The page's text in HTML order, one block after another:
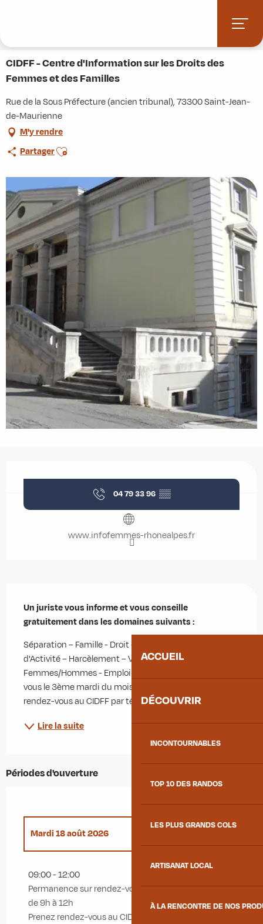
principal
ACCUEIL
DÉCOUVRIR
INCONTOURNABLES
TOP 10 DES RANDOS
LES PLUS GRANDS COLS
ARTISANAT LOCAL
À LA RENCONTRE DE NOS
CIDFF - Centre d'Information sur les Droits des
Femmes et des Familles
Rue de la Sous Préfecture (ancien tribunal), 73300 Saint-Jean-
de-Maurienne
M'y rendre
PartagerAjouter aux favoris
04 79 33 96 ▒▒
www.infofemmes-rhonealpes.fr
Un juriste vous informe et vous conseille
gratuitement dans les domaines suivants :
Séparation – Famille - Droit - Formation - Création
d'Activité – Harcèlement – Violences - Égalité
Femmes/Hommes - Emploi Permanence sur rendez-
vous le 3ème mardi du mois de 9h à 12h Prenez
rendez-vous au CIDFF par téléphone au 04.79.33.96.21
Lire la suite
Périodes d'ouverture
Mardi 17 février 2026
Mardi 18 août 2026
09:00 - 12:00
Permanence sur rendez-vous le 3ème mardi du mois
de 9h à 12h
Prenez rendez-vous au CIDFF par téléphone au